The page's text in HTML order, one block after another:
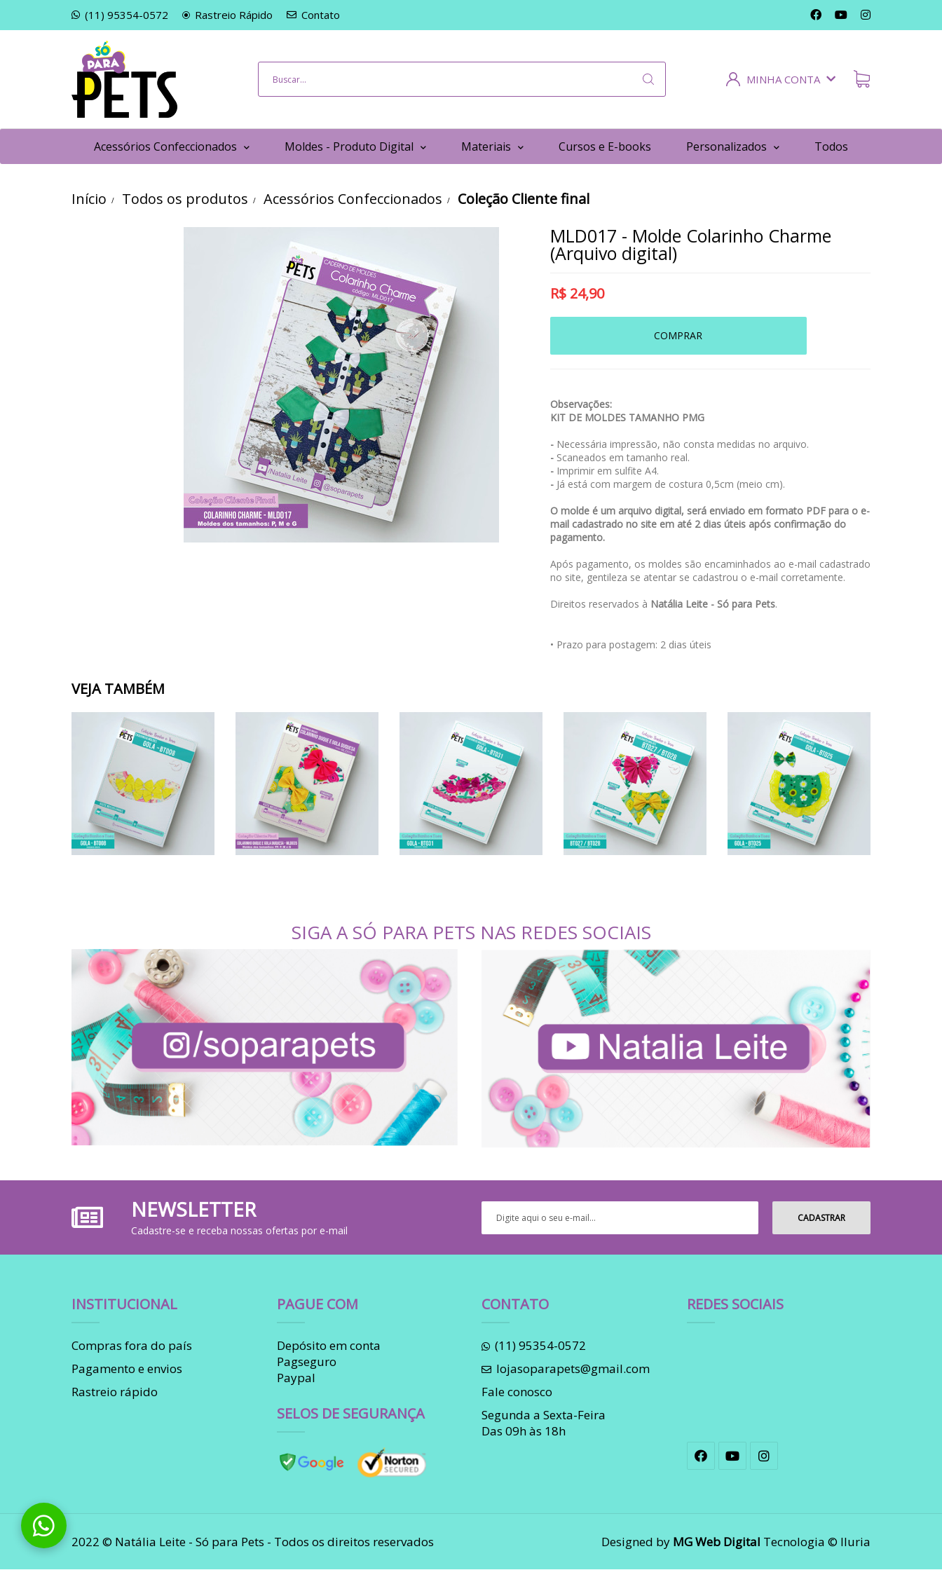
(11) 95354-0572 Rastreio Rápido Contato
MINHA CONTA
Acessórios Confeccionados Moldes - Produto Digital Materiais Cursos e E-books Personalizados Todos
Início Todos os produtos Acessórios Confeccionados Coleção Cliente final
MLD017 - Molde Colarinho Charme
(Arquivo digital)
R$ 24,90
COMPRAR
Observações:
KIT DE MOLDES TAMANHO PMG
-Necessária impressão, não consta medidas no arquivo.
-Scaneados em tamanho real.
- Imprimir em sulfite A4.
- Já está com margem de costura 0,5cm (meio cm).
O molde é um arquivo digital, será enviado em formato PDF para o e-
mail cadastrado no site em até 2 dias úteis após confirmação do
pagamento.
Após pagamento, os moldes são encaminhados ao e-mail cadastrado
no site, gentileza se atentar se cadastrou o e-mail corretamente.
Direitos reservados à Natália Leite - Só para Pets.
• Prazo para postagem: 2 dias úteis
VEJA TAMBÉM
SIGA A SÓ PARA PETS NAS REDES SOCIAIS
NEWSLETTER
Cadastre-se e receba nossas ofertas por e-mail
INSTITUCIONAL
Compras fora do país
Pagamento e envios
Rastreio rápido
PAGUE COM
Depósito em conta
Pagseguro
Paypal
SELOS DE SEGURANÇA
CONTATO
(11) 95354-0572
lojasoparapets@gmail.com
Fale conosco
Segunda a Sexta-Feira
Das 09h às 18h
REDES SOCIAIS
2022 © Natália Leite - Só para Pets - Todos os direitos reservados Designed by MG Web Digital Tecnologia © Iluria